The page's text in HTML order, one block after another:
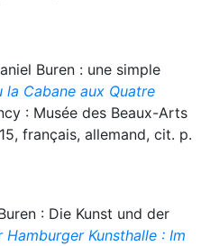
Buren : une simple
la Cabane aux Quatre
: Musée des Beaux-Arts
français, allemand, cit. p.
: Die Kunst und der
Kunsthalle : Im